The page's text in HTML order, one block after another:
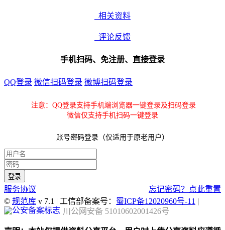
相关资料
评论反馈
手机扫码、免注册、直接登录
QQ登录 微信扫码登录 微博扫码登录
注意：QQ登录支持手机端浏览器一键登录及扫码登录
微信仅支持手机扫码一键登录
账号密码登录（仅适用于原老用户）
服务协议
忘记密码？点此重置
© 规范库 v 7.1 | 工信部备案号： 蜀ICP备12020960号-11 |
川公网安备 51010602001426号